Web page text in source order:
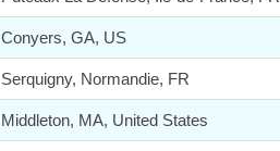
Conyers, GA, US
Serquigny, Normandie, FR
Middleton, MA, United States